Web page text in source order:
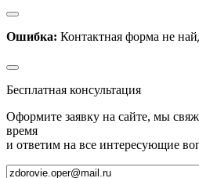
Ошибка: Контактная форма не
Бесплатная консультация
Оформите заявку на сайте, мы
время
и ответим на все интересующие